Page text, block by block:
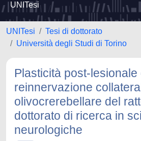
UNITesi
UNITesi
Tesi di dottorato
Università degli Studi di Torino
Plasticità post-lesionale
reinnervazione
olivocrerebellare del
dottorato di ricerca in
neurologiche